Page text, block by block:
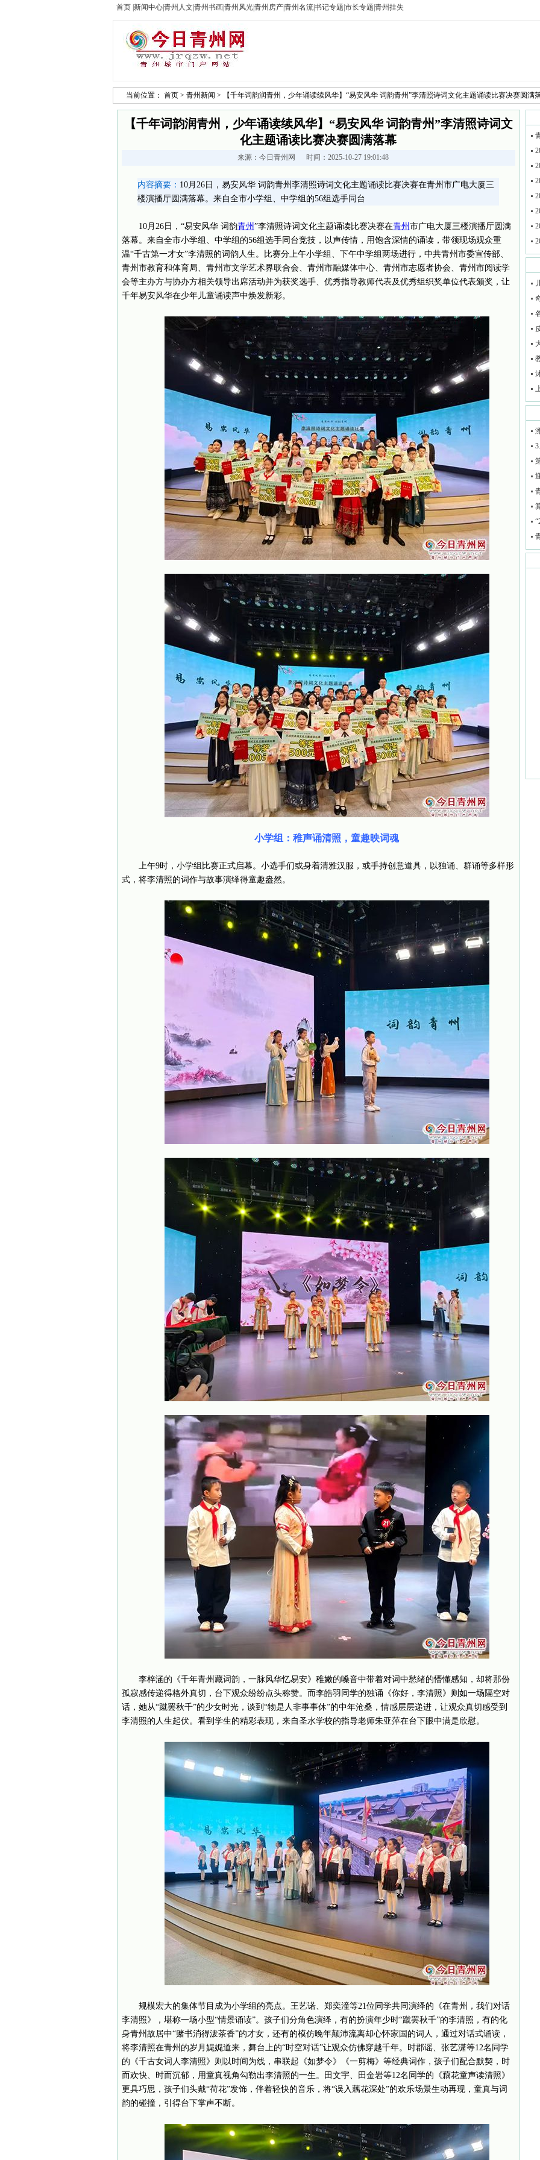
首页 新闻中心青州人文 青州书画青州风光青州房产青州名流书记专题 市长专题 青州挂失
当前位置： 首页 > 青州新闻 > 【千年词韵润青州，少年诵读续风华】“易安风华 词韵青州”李清照诗词文化主题诵读比赛决赛圆满
【千年词韵润青州，少年诵读续风华】“易安风华 词韵青州”李清照诗词文
化主题诵读比赛决赛圆满落幕
来源： 今日青州网 时间：2025-10-27 19:01:48
内容摘要： 10月26日，易安风华 词韵青州李清照诗词文化主题诵读比赛决赛在青州市广电大厦三
楼演播厅圆满落幕。来自全市小学组、中学组的56组选手同台
10月26日，“易安风华 词韵青州 ”李清照诗词文化主题诵读比赛决赛在青州 市广电大厦三楼演播厅圆满
落幕。来自全市小学组、中学组的56组选手同台竞技，以声传情，用饱含深情的诵读，带领现场观众重
温“千古第一才女”李清照的词韵人生。比赛分上午小学组、下午中学组两场进行，中共青州市委宣传部、
青州市教育和体育局、青州市文学艺术界联合会、青州市融媒体中心、青州市志愿者协会、青州市阅读学
会等主办方与协办方相关领导出席活动并为获奖选手、优秀指导教师代表及优秀组织奖单位代表颁奖，让
千年易安风华在少年儿童诵读声中焕发新彩。
小学组：稚声诵清照，童趣映词魂
上午9时，小学组比赛正式启幕。小选手们或身着清雅汉服，或手持创意道具，以独诵、群诵等多样形
式，将李清照的词作与故事演绎得童趣盎然。
李梓涵的《千年青州藏词韵，一脉风华忆易安》稚嫩的嗓音中带着对词中愁绪的懵懂感知，却将那份
孤寂感传递得格外真切，台下观众纷纷点头称赞。而李皓羽同学的独诵《你好，李清照》则如一场隔空对
话，她从“蹴罢秋千”的少女时光，谈到“物是人非事事休”的中年沧桑，情感层层递进，让观众真切感受到
李清照的人生起伏。看到学生的精彩表现，来自圣水学校的指导老师朱亚萍在台下眼中满是欣慰。
规模宏大的集体节目成为小学组的亮点。王艺诺、郑奕潼等21位同学共同演绎的《在青州，我们对话
李清照》，堪称一场小型“情景诵读”。孩子们分角色演绎，有的扮演年少时“蹴罢秋千”的李清照，有的化
身青州故居中“赌书消得泼茶香”的才女，还有的模仿晚年颠沛流离却心怀家国的词人，通过对话式诵读，
将李清照在青州的岁月娓娓道来，舞台上的“时空对话”让观众仿佛穿越千年。时郡谣、张艺潇等12名同学
的《千古女词人李清照》则以时间为线，串联起《如梦令》《一剪梅》等经典词作，孩子们配合默契，时
而欢快、时而沉郁，用童真视角勾勒出李清照的一生。田文宇、田金岩等12名同学的《藕花童声读清照》
更具巧思，孩子们头戴“荷花”发饰，伴着轻快的音乐，将“误入藕花深处”的欢乐场景生动再现，童真与词
韵的碰撞，引得台下掌声不断。